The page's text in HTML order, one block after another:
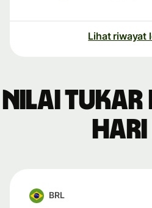
Lihat riwayat
Nilai tukar
hari
BRL